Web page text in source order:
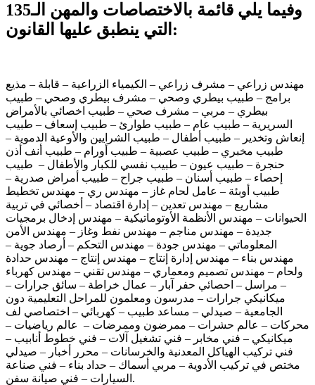
وفيما يلي قائمة بالاختصاصات والمهن الـ135
التي ينطبق عليها القانون:
مهندس زراعي – مشرف زراعي – الكيمياء الزراعية – قابلة – مذيع
برامج – طبيب بيطري وصحي – مشرف بيطري وصحي – طبيب
بيطري – مربي – مشرف صحي – طبيب اخصائي بالأمراض
السريرية – طبيب عام – طبيب طوارئ – طبيب إسعاف – طبيب
إنعاش وتخدير – طبيب أطفال – طبيب الشرايين والأوعية الدموية –
طبيب مخبري – طبيب عصبية – طبيب أورام – طبيب أنف أذن
حنجرة – طبيب عيون – طبيب نفسي للكبار والأطفال – طبيب
إحصاء – طبيب أسنان – طبيب جراح – طبيب أمراض صدرية –
طبيب أوبئة – عامل لحام غاز – مهندس ري – مهندس تخطيط
مشاريع – مهندس تعدين – إدارة اقتصاد – أخصائي في تربية
الحيوانات – مهندس الأنظمة الأوتوماتيكية – مهندس إدخال برمجيات
جديدة – مهندس مناجم – مهندس نفط وغاز – مهندس الأمن
المعلوماتي – مهندس جودة – مهندس التحكم – أرصاد جوية –
مهندس بناء – مهندس إدارة إنتاج – مهندس إنتاج – مهندس حدادة
ولحام – مهندس تصميم ومعماري – مهندس تقني – مهندس كهرباء
– مراسل – احصائي حفر آبار – عمال خراطة – سائق جرارات –
ميكانيكي جرارات – مدرسون ومعلمون للمراحل التعليمية دون
الجامعية – صيدلي – مساعد طبيب – كهربائي – اختصاصي لف
محركات – عالم حشرات – ممرضون وممرضات – عالم رياضيات –
ميكانيكي – فني مخابر – فني تشغيل آلات – فني خطوط أنابيب –
فني تركيب الهياكل المعدنية والخرسانات – محرر أخبار – صيدلي
مختص في تركيب الأدوية – مربي أسماك – حداد بناء – فني صناعة
السيارات – فني صيانة سفن.